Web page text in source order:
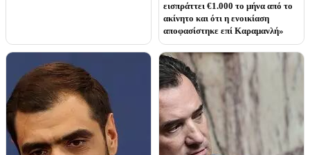
εισπράττει €1.000 το μήνα από το
ακίνητο και ότι η ενοικίαση
αποφασίστηκε επί Καραμανλή»